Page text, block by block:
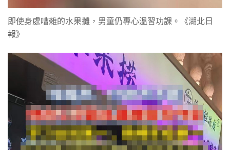
即使身處嘈雜的水果攤，男童仍專心溫習功課。《湖北日
報》